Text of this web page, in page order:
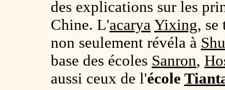
des explications sur les
Chine. L'acarya Yixing, se
non seulement révéla à
base des écoles Sanron,
aussi ceux de l'école